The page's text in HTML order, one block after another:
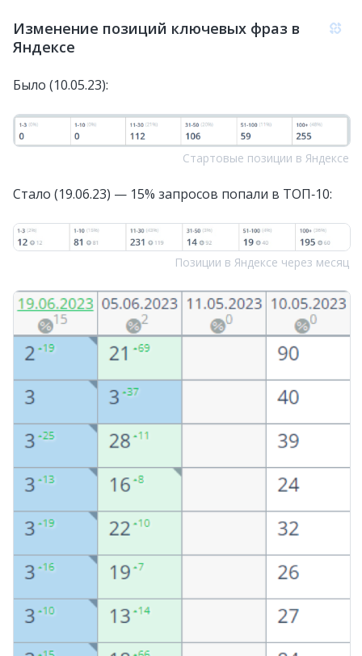
Изменение позиций ключевых фраз в
Яндексе
Было (10.05.23):
Стартовые позиции в Яндексе
Стало (19.06.23) — 15% запросов попали в ТОП‑10:
Позиции в Яндексе через месяц